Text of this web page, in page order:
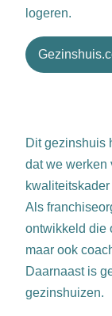
logeren.
Dit gezinshuis
dat we werken
Als
ontwikkeld die
maar ook
Daarnaast is
gezinshuizen.